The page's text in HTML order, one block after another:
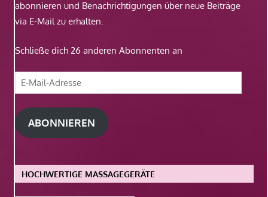
abonnieren und Benachrichtigungen über neue Beiträge
via E-Mail zu erhalten.
Schließe dich 26 anderen Abonnenten an
E-
Mail-
Adresse
ABONNIEREN
HOCHWERTIGE MASSAGEGERÄTE